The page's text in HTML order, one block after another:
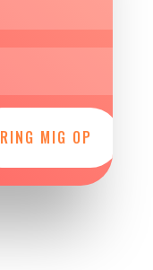
RING MIG OP